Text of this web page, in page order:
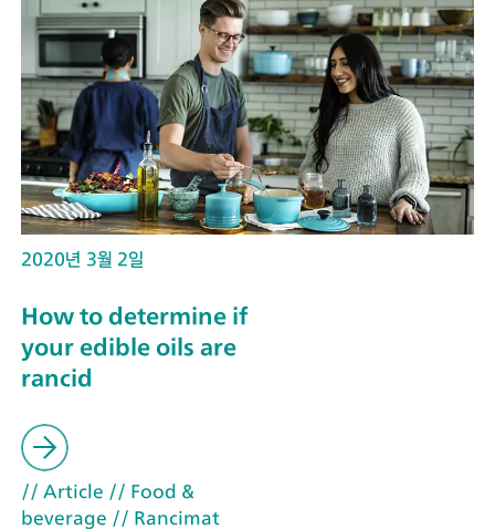
2020년 3월 2일
How to determine if
your edible oils are
rancid
// Article // Food &
beverage // Rancimat